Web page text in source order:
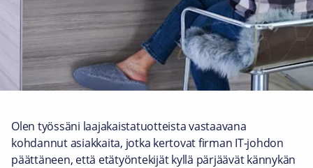
Olen työssäni laajakaistatuotteista vastaavana
kohdannut asiakkaita, jotka kertovat firman IT-johdon
päättäneen, että etätyöntekijät kyllä pärjäävät kännykän